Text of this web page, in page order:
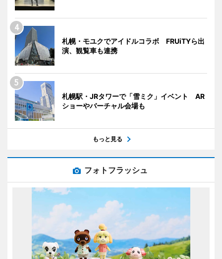
札幌・モユクでアイドルコラボ FRUiTYら出
演、観覧車も連携
札幌駅・JRタワーで「雪ミク」イベント AR
ショーやバーチャル会場も
もっと見る
フォトフラッシュ